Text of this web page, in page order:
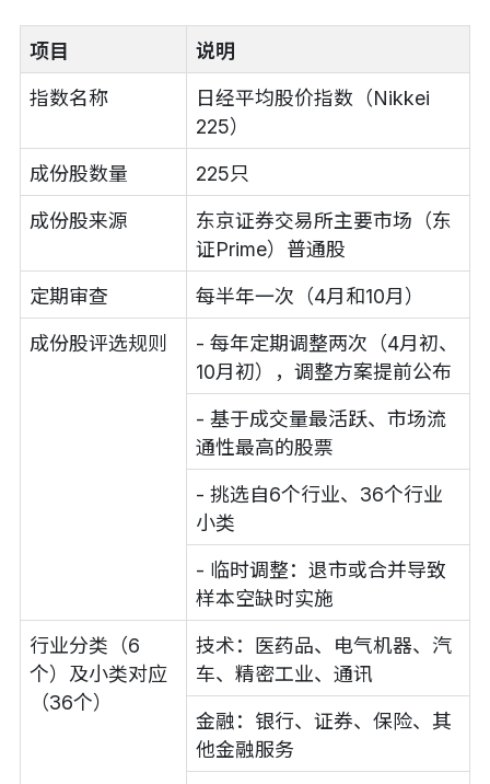
项目 说明
指数名称
日经平均股价指数（Nikkei
225）
成份股数量 225只
成份股来源
东京证券交易所主要市场（东
证Prime）普通股
定期审查 每半年一次（4月和10月）
成份股评选规则
- 每年定期调整两次（4月初、
10月初），调整方案提前公布
- 基于成交量最活跃、市场流
通性最高的股票
- 挑选自6个行业、36个行业
小类
- 临时调整：退市或合并导致
样本空缺时实施
行业分类（6
个）及小类对应
（36个）
技术：医药品、电气机器、汽
车、精密工业、通讯
金融：银行、证券、保险、其
他金融服务